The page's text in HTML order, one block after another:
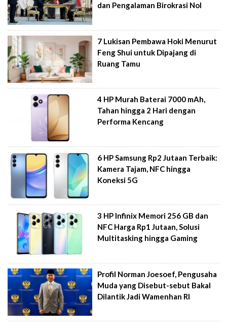
dan Pengalaman Birokrasi Nol
7 Lukisan Pembawa Hoki Menurut
Feng Shui untuk Dipajang di
Ruang Tamu
4 HP Murah Baterai 7000 mAh,
Tahan hingga 2 Hari dengan
Performa Kencang
6 HP Samsung Rp2 Jutaan Terbaik:
Kamera Tajam, NFC hingga
Koneksi 5G
3 HP Infinix Memori 256 GB dan
NFC Harga Rp1 Jutaan, Solusi
Multitasking hingga Gaming
Profil Norman Joesoef, Pengusaha
Muda yang Disebut-sebut Bakal
Dilantik Jadi Wamenhan RI